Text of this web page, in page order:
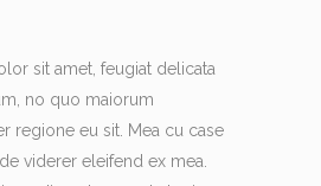
sit amet, feugiat delicata
no quo maiorum
regione eu sit. Mea cu case
viderer eleifend ex mea.